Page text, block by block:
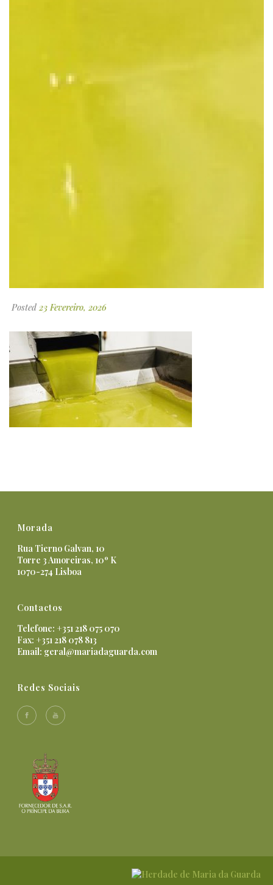
Posted 23 Fevereiro, 2026
Morada
Rua Tierno Galvan, 10
Torre 3 Amoreiras, 10º K
1070-274 Lisboa
Contactos
Telefone: +351 218 075 070
Fax: +351 218 078 813
Email: geral@mariadaguarda.com
Redes Sociais